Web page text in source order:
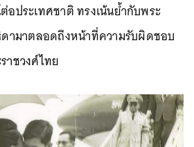
อประเทศชาติ ทรงเน้นย้ำกับพระ
ดามาตลอดถึงหน้าที่ความรับผิดชอบ
าชวงศ์ไทย